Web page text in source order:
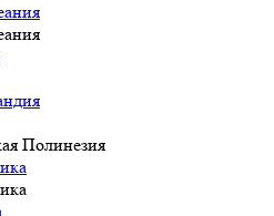
Полинезия